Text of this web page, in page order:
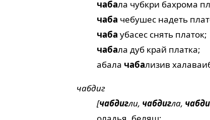
чабала чубкри бахрома
чаба чебушес надеть
чаба убасес снять платок;
чабала дуб край платка;
абала чабализив
чабдиг
[чабдигли, чабдигла,